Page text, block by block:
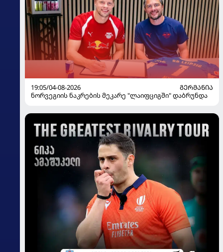
19:05/04-08-2026
ᲒᲔᲠᲛᲐᲜᲘᲐ
ნორვეგიის ნაკრების მეკარე "ლაიფციგში" დაბრუნდა